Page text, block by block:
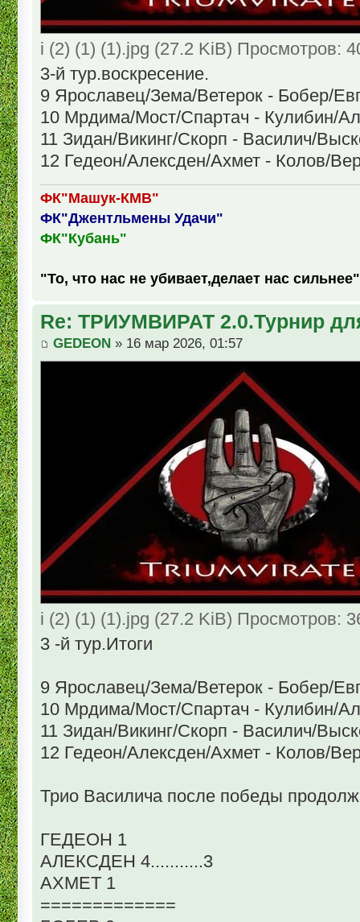
i (2) (1) (1).jpg (27.2 KiB) Просмотров:
3-й тур.воскресение.
9 Ярославец/Зема/Ветерок - Бобер/
10 Мрдима/Мост/Спартач - Кулибин/
11 Зидан/Викинг/Скорп - Василич/
12 Гедеон/Алексден/Ахмет - Колов/
ФК"Машук-КМВ"
ФК"Джентльмены Удачи"
ФК"Кубань"
"То, что нас не убивает,делает нас сильнее"
Re: ТРИУМВИРАТ 2.0.Турнир
GEDEON » 16 мар 2026, 01:57
i (2) (1) (1).jpg (27.2 KiB) Просмотров:
3 -й тур.Итоги
9 Ярославец/Зема/Ветерок - Бобер/
10 Мрдима/Мост/Спартач - Кулибин/
11 Зидан/Викинг/Скорп - Василич/
12 Гедеон/Алексден/Ахмет - Колов/
Трио Василича после победы
ГЕДЕОН 1
АЛЕКСДЕН 4...........3
АХМЕТ 1
=============